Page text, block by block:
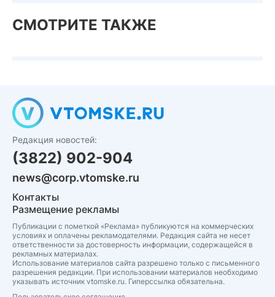
СМОТРИТЕ ТАКЖЕ
Редакция новостей:
(3822) 902-904
news@corp.vtomske.ru
Контакты
Размещение рекламы
Публикации с пометкой «Реклама» публикуются на коммерческих
условиях и оплачены рекламодателями. Редакция сайта не несет
ответственности за достоверность информации, содержащейся в
рекламных материалах.
Использование материалов сайта разрешено только с письменного
разрешения редакции. При использовании материалов необходимо
указывать источник vtomske.ru. Гиперссылка обязательна.